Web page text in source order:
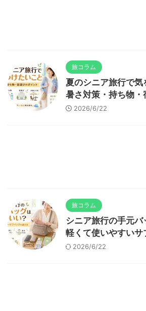
旅コラム
夏のシニア旅行で気
暑さ対策・持ち物・
2026/6/22
旅コラム
シニア旅行の手元バ
軽くて使いやすい
2026/6/22